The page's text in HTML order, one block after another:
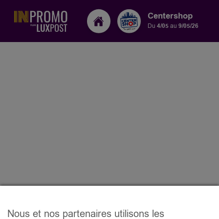
Centershop
Du4/05au9/05/26
Nous et nos partenaires utilisons les